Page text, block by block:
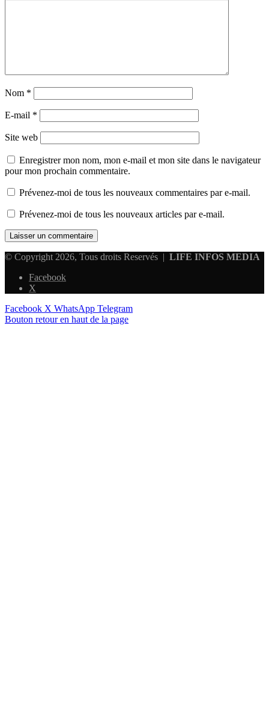
Nom *
E-mail *
Site web
Enregistrer mon nom, mon e-mail et mon site dans le navigateur
pour mon prochain commentaire.
Prévenez-moi de tous les nouveaux commentaires par e-mail.
Prévenez-moi de tous les nouveaux articles par e-mail.
© Copyright 2026, Tous droits Reservés | LIFE INFOS MEDIA
Facebook
X
Facebook X WhatsApp Telegram
Bouton retour en haut de la page